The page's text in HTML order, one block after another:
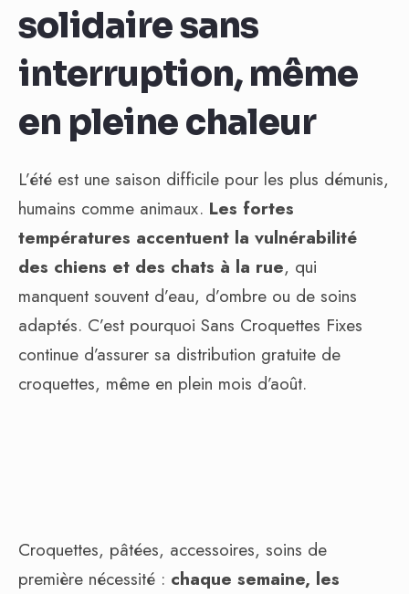
solidaire sans
interruption, même
en pleine chaleur
L’été est une saison difficile pour les plus démunis,
humains comme animaux. Les fortes
températures accentuent la vulnérabilité
des chiens et des chats à la rue, qui
manquent souvent d’eau, d’ombre ou de soins
adaptés. C’est pourquoi Sans Croquettes Fixes
continue d’assurer sa distribution gratuite de
croquettes, même en plein mois d’août.
Croquettes, pâtées, accessoires, soins de
première nécessité : chaque semaine, les